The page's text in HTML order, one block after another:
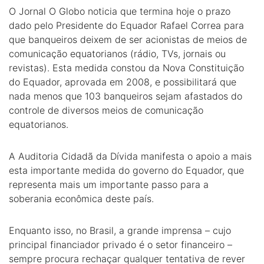
O Jornal O Globo noticia que termina hoje o prazo
dado pelo Presidente do Equador Rafael Correa para
que banqueiros deixem de ser acionistas de meios de
comunicação equatorianos (rádio, TVs, jornais ou
revistas). Esta medida constou da Nova Constituição
do Equador, aprovada em 2008, e possibilitará que
nada menos que 103 banqueiros sejam afastados do
controle de diversos meios de comunicação
equatorianos.
A Auditoria Cidadã da Dívida manifesta o apoio a mais
esta importante medida do governo do Equador, que
representa mais um importante passo para a
soberania econômica deste país.
Enquanto isso, no Brasil, a grande imprensa – cujo
principal financiador privado é o setor financeiro –
sempre procura rechaçar qualquer tentativa de rever